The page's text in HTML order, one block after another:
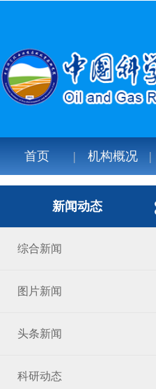
首页 机构概况
新闻动态
综合新闻
图片新闻
头条新闻
科研动态